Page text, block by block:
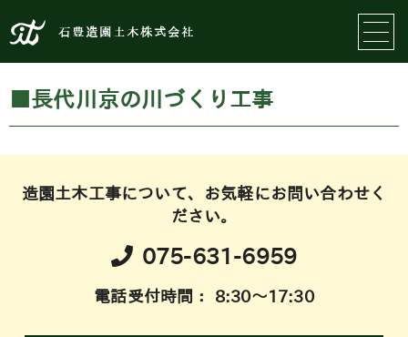
石豊造園土木株式会社
■長代川京の川づくり工事
造園土木工事について、お気軽にお問い合わせく
ださい。
075-631-6959
電話受付時間： 8:30～17:30